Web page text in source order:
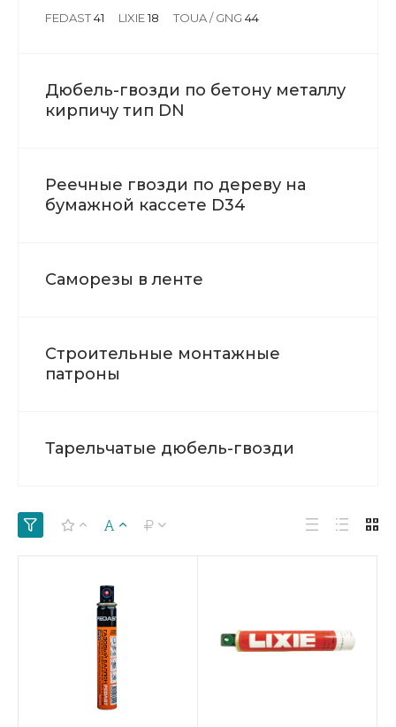
FEDAST41 LIXIE18 TOUA / GNG 44
Дюбель-гвозди по бетону металлу
кирпичу тип DN
Реечные гвозди по дереву на
бумажной кассете D34
Саморезы в ленте
Строительные монтажные
патроны
Тарельчатые дюбель-гвозди